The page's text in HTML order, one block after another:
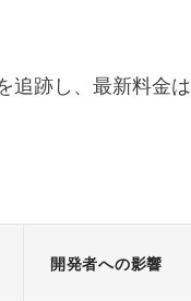
追跡し、最新料金は
開発者への影響